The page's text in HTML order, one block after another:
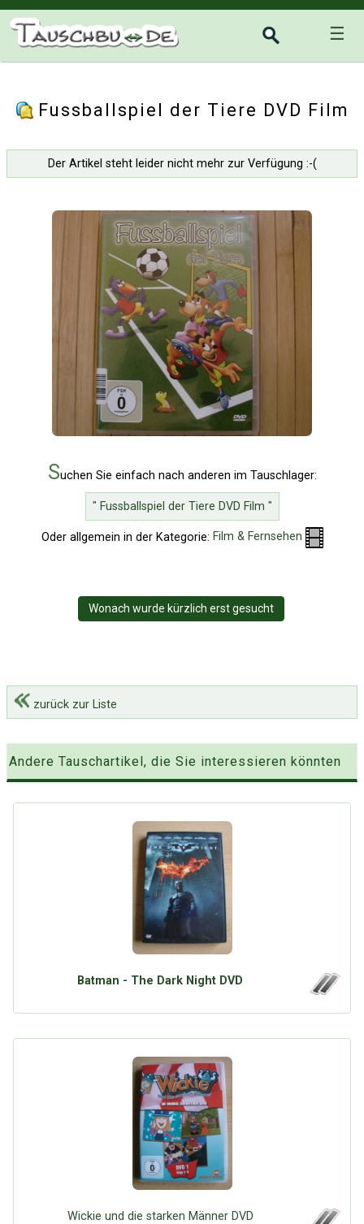
☰
Fussballspiel der Tiere DVD Film
Der Artikel steht leider nicht mehr zur Verfügung :-(
Suchen Sie einfach nach anderen im Tauschlager:
" Fussballspiel der Tiere DVD Film "
Oder allgemein in der Kategorie: Film & Fernsehen
Wonach wurde kürzlich erst gesucht
zurück zur Liste
Andere Tauschartikel, die Sie interessieren könnten
Batman - The Dark Night DVD
Wickie und die starken Männer DVD